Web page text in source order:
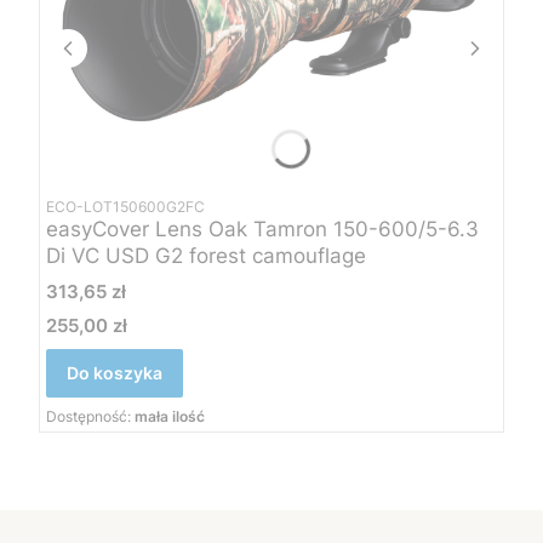
ECO-LOT150600G2FC
easyCover Lens Oak Tamron 150-600/5-6.3
Di VC USD G2 forest camouflage
Cena
313,65 zł
Cena
255,00 zł
Do koszyka
Dostępność: mała ilość